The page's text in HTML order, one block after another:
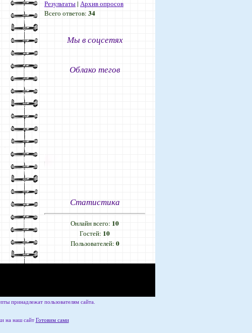
Результаты| Архив опросов
Всего ответов: 34
Мы в соцсетях
Облако тегов
Статистика
Онлайн всего: 10
Гостей: 10
Пользователей: 0
принадлежат пользователям сайта.
на наш сайт Готовим сами